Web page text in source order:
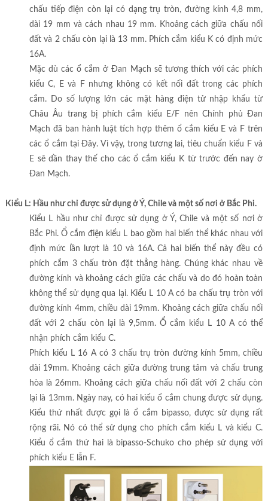
chấu tiếp điện còn lại có dạng trụ tròn, đường kính 4,8 mm,
dài 19 mm và cách nhau 19 mm. Khoảng cách giữa chấu nối
đất và 2 chấu còn lại là 13 mm. Phích cắm kiểu K có định mức
16A.
Mặc dù các ổ cắm ở Đan Mạch sẽ tương thích với các phích
kiểu C, E và F nhưng không có kết nối đất trong các phích
cắm. Do số lượng lớn các mặt hàng điện tử nhập khẩu từ
Châu Âu trang bị phích cắm kiểu E/F nên Chính phủ Đan
Mạch đã ban hành luật tích hợp thêm ổ cắm kiểu E và F trên
các ổ cắm tại Đây. Vì vậy, trong tương lai, tiêu chuẩn kiểu F và
E sẽ dần thay thế cho các ổ cắm kiểu K từ trước đến nay ở
Đan Mạch.
Kiểu L: Hầu như chỉ được sử dụng ở Ý, Chile và một số nơi ở Bắc Phi.
Kiểu L hầu như chỉ được sử dụng ở Ý, Chile và một số nơi ở
Bắc Phi. Ổ cắm điện kiểu L bao gồm hai biến thể khác nhau với
định mức lần lượt là 10 và 16A. Cả hai biến thể này đều có
phích cắm 3 chấu tròn đặt thẳng hàng. Chúng khác nhau về
đường kính và khoảng cách giữa các chấu và do đó hoàn toàn
không thể sử dụng qua lại. Kiểu L 10 A có ba chấu trụ tròn với
đường kính 4mm, chiều dài 19mm. Khoảng cách giữa chấu nối
đất với 2 chấu còn lại là 9,5mm. Ổ cắm kiểu L 10 A có thể
nhận phích cắm kiểu C.
Phích kiểu L 16 A có 3 chấu trụ tròn đường kính 5mm, chiều
dài 19mm. Khoảng cách giữa đường trung tâm và chấu trung
hòa là 26mm. Khoảng cách giữa chấu nối đất với 2 chấu còn
lại là 13mm. Ngày nay, có hai kiểu ổ cắm chung được sử dụng.
Kiểu thứ nhất được gọi là ổ cắm bipasso, được sử dụng rất
rộng rãi. Nó có thể sử dụng cho phích cắm kiểu L và kiểu C.
Kiểu ổ cắm thứ hai là bipasso-Schuko cho phép sử dụng với
phích kiểu E lẫn F.